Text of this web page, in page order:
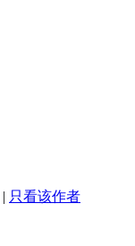
| 只看该作者